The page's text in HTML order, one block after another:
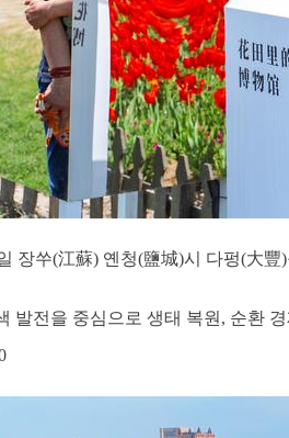
장쑤(江蘇) 옌청(鹽城)시 다펑(大
발전을 중심으로 생태 복원, 순환